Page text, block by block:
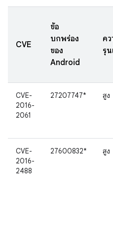
CVE
ข้อ
บกพร่อง
ของ
Android
คว
รุ
CVE-
2016-
2061
27207747* สูง
CVE-
2016-
2488
27600832* สูง